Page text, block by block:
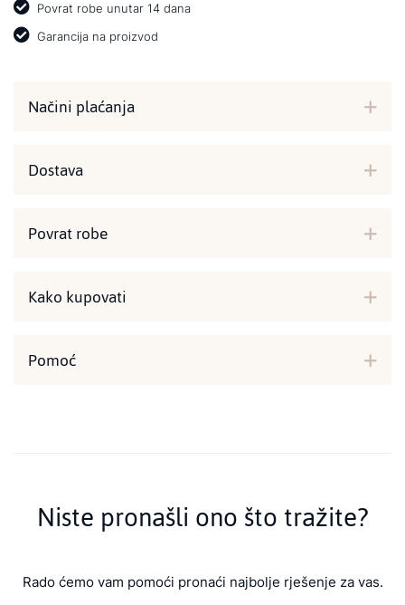
Povrat robe unutar 14 dana
Garancija na proizvod
Načini plaćanja
Dostava
Povrat robe
Kako kupovati
Pomoć
Niste pronašli ono što tražite?
Rado ćemo vam pomoći pronaći najbolje rješenje za vas.